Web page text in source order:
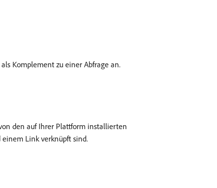
Komplement zu einer Abfrage an.
den auf Ihrer Plattform installierten
Link verknüpft sind.